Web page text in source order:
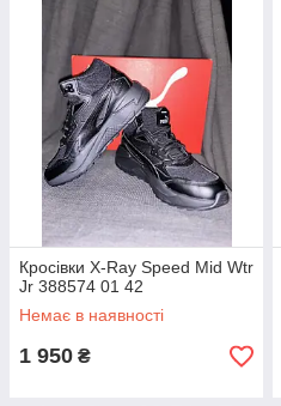
Кросівки X-Ray Speed Mid Wtr
Jr 388574 01 42
Немає в наявності
1 950 ₴